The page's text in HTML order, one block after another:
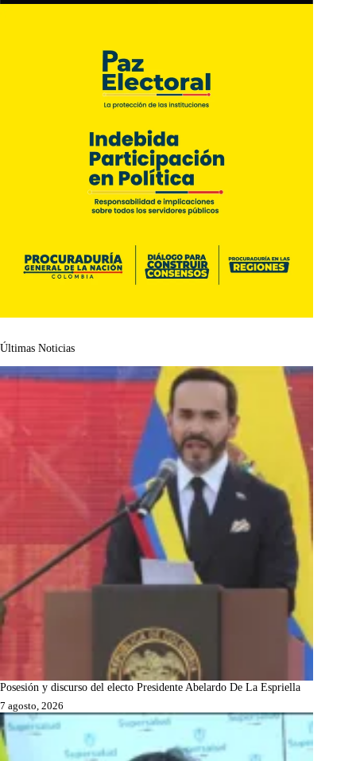
Últimas Noticias
Posesión y discurso del electo Presidente Abelardo De La Espriella
7 agosto, 2026